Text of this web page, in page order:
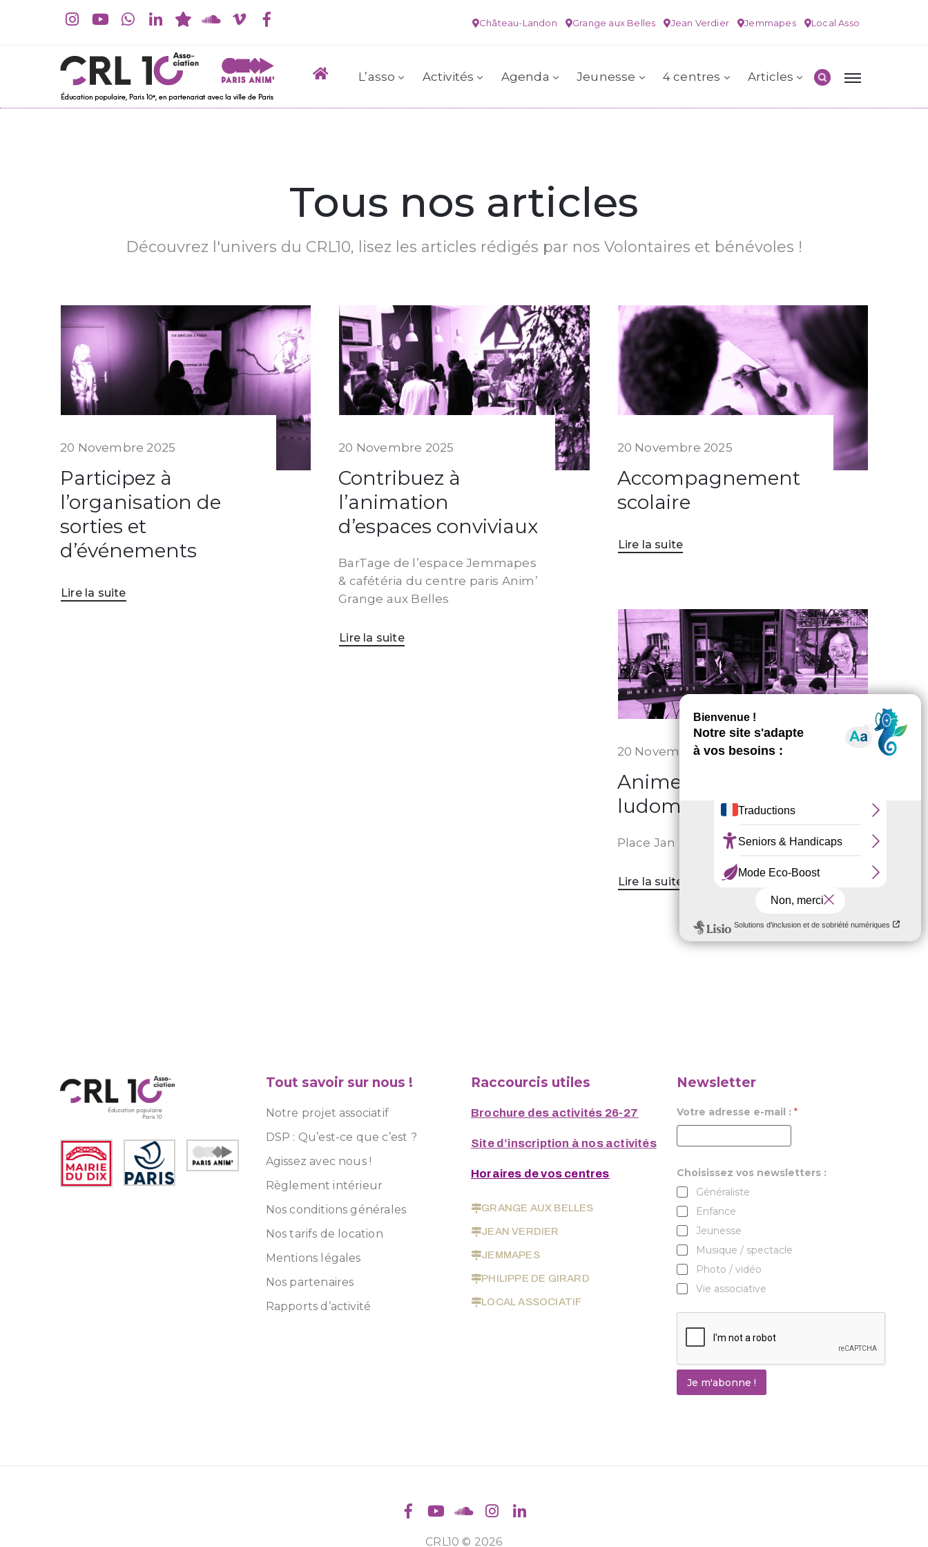
Château-Landon Grange aux Belles Jean Verdier Jemmapes Local Asso
L’asso Activités Agenda Jeunesse 4 centres Articles
Tous nos articles
Découvrez l'univers du CRL10, lisez les articles rédigés par nos Volontaires et bénévoles !
20 Novembre 2025
Participez à
l’organisation de
sorties et
d’événements
Lire la suite
20 Novembre 2025
Contribuez à
l’animation
d’espaces conviviaux
BarTage de l’espace Jemmapes
& cafétéria du centre paris Anim’
Grange aux Belles
Lire la suite
20 Novembre 2025
Accompagnement
scolaire
Lire la suite
20 Novembre 2025
Animez la
ludomouv’ citoyenne
Place Jan Karski, Paris 10e
Lire la suite
Tout savoir sur nous !
Notre projet associatif
DSP : Qu’est-ce que c’est ?
Agissez avec nous !
Règlement intérieur
Nos conditions générales
Nos tarifs de location
Mentions légales
Nos partenaires
Rapports d’activité
Raccourcis utiles
Brochure des activités 26-27
Site d’inscription à nos activités
Horaires de vos centres
GRANGE AUX BELLES
JEAN VERDIER
JEMMAPES
PHILIPPE DE GIRARD
LOCAL ASSOCIATIF
Newsletter
Votre adresse e-mail : *
Choisissez vos newsletters :
Généraliste
Enfance
Jeunesse
Musique / spectacle
Photo / vidéo
Vie associative
Je m'abonne !
CRL10 © 2026